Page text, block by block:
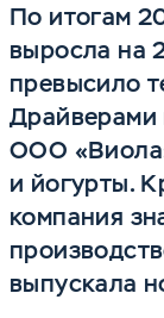
По итогам
выросла на
превысило
Драйверами
ООО
и йогурты.
компания
выпускала